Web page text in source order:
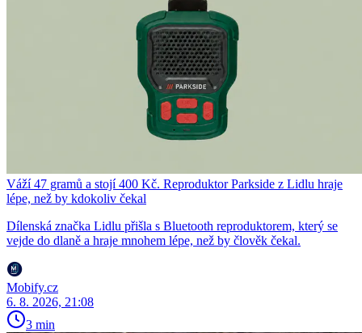
Váží 47 gramů a stojí 400 Kč. Reproduktor Parkside z Lidlu hraje
lépe, než by kdokoliv čekal
Dílenská značka Lidlu přišla s Bluetooth reproduktorem, který se
vejde do dlaně a hraje mnohem lépe, než by člověk čekal.
Mobify.cz
6. 8. 2026, 21:08
3 min